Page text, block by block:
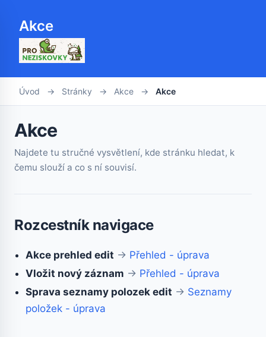
Akce
Úvod → Stránky → Akce → Akce
Akce
Najdete tu stručné vysvětlení, kde stránku hledat, k
čemu slouží a co s ní souvisí.
Rozcestník navigace
Akce prehled edit → Přehled - úprava
Vložit nový záznam → Přehled - úprava
Sprava seznamy polozek edit → Seznamy
položek - úprava